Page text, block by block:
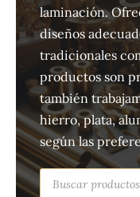
laminación.
diseños
tradicionales
productos son
también
hierro, plata,
según las
Búsqueda
de